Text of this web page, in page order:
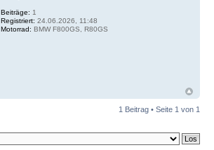
Beiträge: 1
Registriert: 24.06.2026, 11:48
Motorrad: BMW F800GS, R80GS
1 Beitrag • Seite 1 von 1